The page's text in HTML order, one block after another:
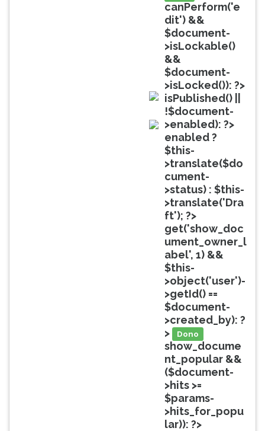
doc
doc
canPerform('e
dit') &&
$document-
>isLockable()
&&
$document-
>isLocked()): ?>
isPublished() ||
!$document-
>enabled): ?>
enabled ?
$this-
>translate($do
cument-
>status) : $this-
>translate('Dra
ft'); ?>
get('show_doc
ument_owner_l
abel', 1) &&
$this-
>object('user')-
>getId() ==
$document-
>created_by): ?
>
Dono
show_docume
nt_popular &&
($document-
>hits >=
$params-
>hits_for_popu
lar)): ?>